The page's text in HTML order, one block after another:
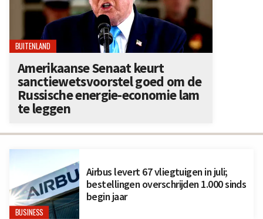
BUSINESS
Airbus levert 67 vliegtuigen in juli;
bestellingen overschrijden 1.000 sinds
begin jaar
BUITENLAND
Amerikaanse Senaat keurt
sanctiewetsvoorstel goed om de
Russische energie-economie lam
te leggen